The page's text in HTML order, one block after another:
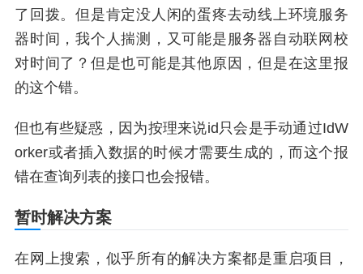
了回拨。但是肯定没人闲的蛋疼去动线上环境服务
器时间，我个人揣测，又可能是服务器自动联网校
对时间了？但是也可能是其他原因，但是在这里报
的这个错。
但也有些疑惑，因为按理来说id只会是手动通过IdW
orker或者插入数据的时候才需要生成的，而这个报
错在查询列表的接口也会报错。
暂时解决方案
在网上搜索，似乎所有的解决方案都是重启项目，